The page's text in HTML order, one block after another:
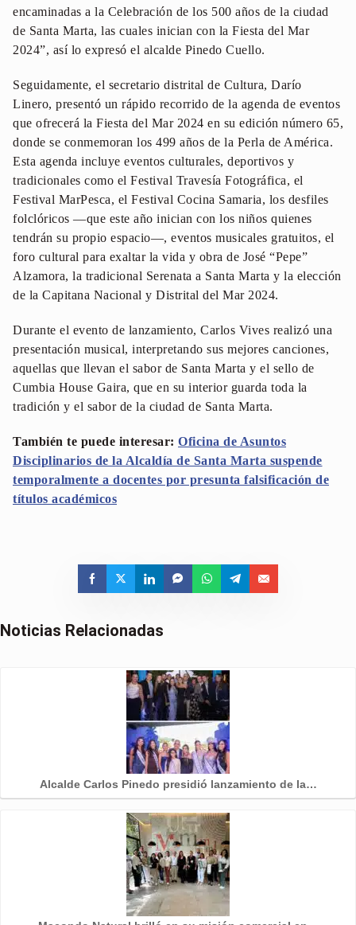
encaminadas a la Celebración de los 500 años de la ciudad
de Santa Marta, las cuales inician con la Fiesta del Mar
2024”, así lo expresó el alcalde Pinedo Cuello.
Seguidamente, el secretario distrital de Cultura, Darío
Linero, presentó un rápido recorrido de la agenda de eventos
que ofrecerá la Fiesta del Mar 2024 en su edición número 65,
donde se conmemoran los 499 años de la Perla de América.
Esta agenda incluye eventos culturales, deportivos y
tradicionales como el Festival Travesía Fotográfica, el
Festival MarPesca, el Festival Cocina Samaria, los desfiles
folclóricos —que este año inician con los niños quienes
tendrán su propio espacio—, eventos musicales gratuitos, el
foro cultural para exaltar la vida y obra de José “Pepe”
Alzamora, la tradicional Serenata a Santa Marta y la elección
de la Capitana Nacional y Distrital del Mar 2024.
Durante el evento de lanzamiento, Carlos Vives realizó una
presentación musical, interpretando sus mejores canciones,
aquellas que llevan el sabor de Santa Marta y el sello de
Cumbia House Gaira, que en su interior guarda toda la
tradición y el sabor de la ciudad de Santa Marta.
También te puede interesar: Oficina de Asuntos
Disciplinarios de la Alcaldía de Santa Marta suspende
temporalmente a docentes por presunta falsificación de
títulos académicos
Noticias Relacionadas
Alcalde Carlos Pinedo presidió lanzamiento de la…